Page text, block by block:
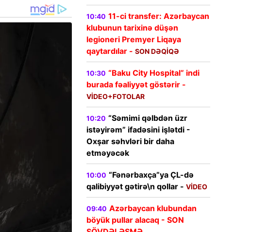
10:40 11-ci transfer: Azərbaycan
klubunun tarixinə düşən
legioneri Premyer Liqaya
qaytardılar - SON DƏQİQƏ
10:30 “Baku City Hospital” indi
burada fəaliyyət göstərir -
VİDEO+FOTOLAR
10:20 “Səmimi qəlbdən üzr
istəyirəm” ifadəsini işlətdi -
Oxşar səhvləri bir daha
etməyəcək
10:00 “Fənərbaxça”ya ÇL-də
qalibiyyət gətirə\n qollar - VİDEO
09:40 Azərbaycan klubundan
böyük pullar alacaq - SON